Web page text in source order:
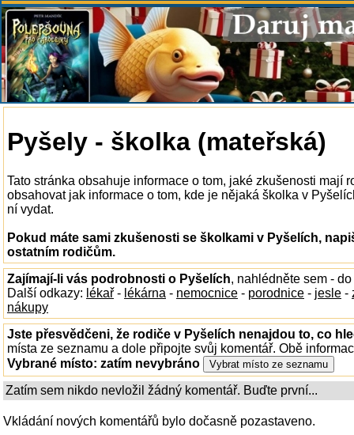
Pyšely - školka (mateřská)
Tato stránka obsahuje informace o tom, jaké zkušenosti mají
obsahovat jak informace o tom, kde je nějaká školka v
ní vydat.
Pokud máte sami zkušenosti se školkami v Pyšelích,
ostatním rodičům.
Zajímají-li vás podrobnosti o Pyšelích, nahlédněte sem - do
Další odkazy: lékař - lékárna - nemocnice - porodnice - jesle -
nákupy
Jste přesvědčeni, že rodiče v Pyšelích nenajdou to, co
místa ze seznamu a dole připojte svůj komentář. Obě
Vybrané místo: zatím nevybráno
Zatím sem nikdo nevložil žádný komentář. Buďte první...
Vkládání nových komentářů bylo dočasně pozastaveno.